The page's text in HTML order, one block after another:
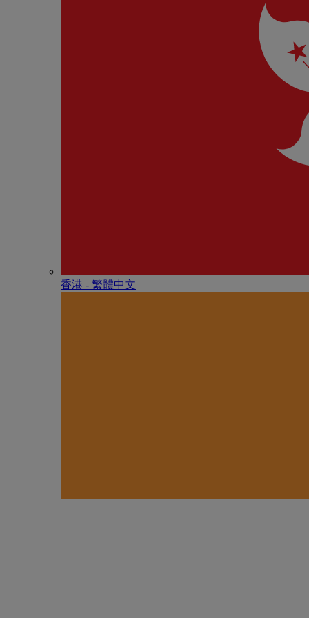
香港 - 繁體中文